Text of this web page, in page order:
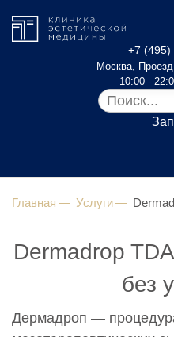
+7 (495)
Москва,
10:00 -
Главная Услуги
Dermadrop
без
Дермадроп —